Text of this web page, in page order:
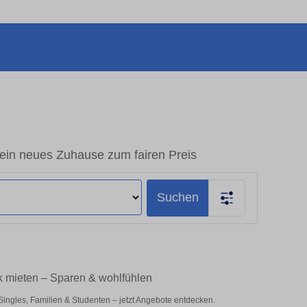
neues Zuhause zum fairen Preis
Suchen
mieten – Sparen & wohlfühlen
Familien & Studenten – jetzt Angebote entdecken.